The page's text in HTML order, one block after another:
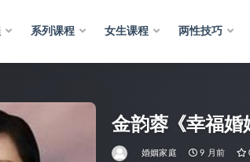
系列课程 女生课程 两性技巧
金韵蓉《幸福婚
婚姻家庭 9 月前